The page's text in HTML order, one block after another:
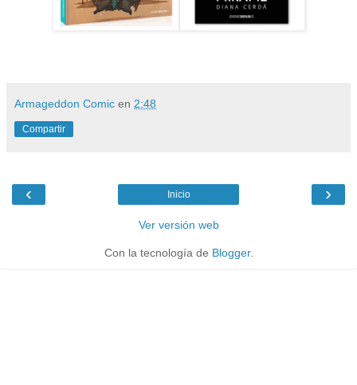
Armageddon Comic en 2:48
Compartir
‹ ›
Inicio
Ver versión web
Con la tecnología de Blogger.